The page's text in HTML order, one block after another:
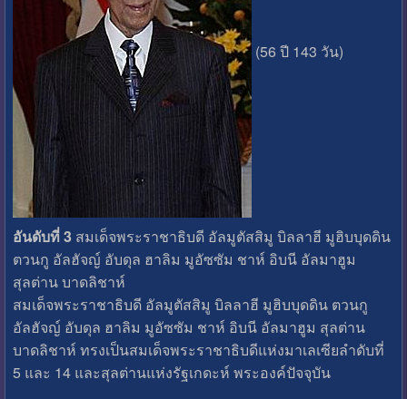
(56 ปี 143 วัน)
อันดับที่ 3สมเด็จพระราชาธิบดี อัลมูตัสสิมู บิลลาฮี มูฮิบบุดดิน
ตวนกู อัลฮัจญ์ อับดุล ฮาลิม มูอัซซัม ชาห์ อิบนี อัลมาฮูม
สุลต่าน บาดลิชาห์
สมเด็จพระราชาธิบดี อัลมูตัสสิมู บิลลาฮี มูฮิบบุดดิน ตวนกู
อัลฮัจญ์ อับดุล ฮาลิม มูอัซซัม ชาห์ อิบนี อัลมาฮูม สุลต่าน
บาดลิชาห์ ทรงเป็นสมเด็จพระราชาธิบดีแห่งมาเลเซียลำดับที่
5 และ 14 และสุลต่านแห่งรัฐเกดะห์ พระองค์ปัจจุบัน